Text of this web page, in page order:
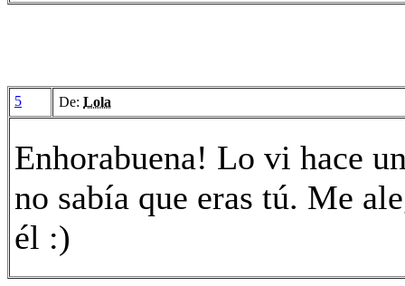
5 De: Lola
Enhorabuena! Lo vi hace
no sabía que eras tú. Me
él :)